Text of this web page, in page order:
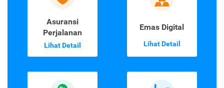
Asuransi
Perjalanan
Lihat Detail
Emas Digital
Lihat Detail